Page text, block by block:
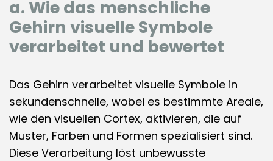
a. Wie das menschliche
Gehirn visuelle Symbole
verarbeitet und bewertet
Das Gehirn verarbeitet visuelle Symbole in
sekundenschnelle, wobei es bestimmte Areale,
wie den visuellen Cortex, aktivieren, die auf
Muster, Farben und Formen spezialisiert sind.
Diese Verarbeitung löst unbewusste